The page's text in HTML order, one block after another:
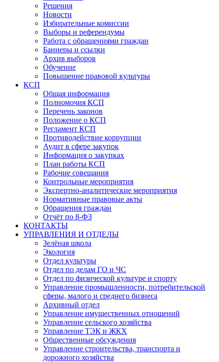
Решения
Новости
Избирательные комиссии
Выборы и референдумы
Работа с обращениями граждан
Баннеры и ссылки
Архив выборов
Обучение
Повышение правовой культуры
КСП
Общая информация
Полномочия КСП
Перечень законов
Положение о КСП
Регламент КСП
Противодействие коррупции
Аудит в сфере закупок
Информация о закупках
План работы КСП
Рабочие совещания
Контрольные мероприятия
Экспертно-аналитические мероприятия
Нормативные правовые акты
Обращения граждан
Отчёт по 8-ФЗ
КОНТАКТЫ
УПРАВЛЕНИЯ И ОТДЕЛЫ
Зелёная школа
Экология
Отдел культуры
Отдел по делам ГО и ЧС
Отдел по физической культуре и спорту
Управление промышленности, потребительской
сферы, малого и среднего бизнеса
Архивный отдел
Управление имущественных отношений
Управление сельского хозяйства
Управление ТЭК и ЖКХ
Общественные обсуждения
Управление строительства, транспорта и
дорожного хозяйства